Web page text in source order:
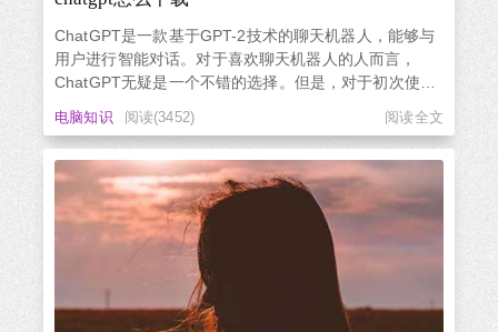
ChatGPT是一款基于GPT-2技术的聊天机器人，能够与
用户进行智能对话。对于喜欢聊天机器人的人而言，
ChatGPT无疑是一个不错的选择。但是，对于初次使用
ChatGPT的用户而言，很可能会不知道如何下载它。下
面就来详细介绍一下ChatGPT怎么下载。首先，
ChatGPT是一个开源软件，用户可以在GitHub上找到它
的源代码。因此，要下载Chat...
电脑知识 阅读(3452) 阅读全文